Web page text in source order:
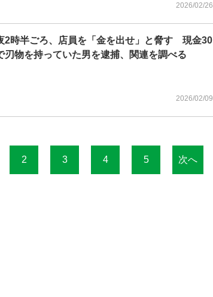
2026/02/26
2時半ごろ、店員を「金を出せ」と脅す 現金30
物を持っていた男を逮捕、関連を調べる
2026/02/09
2 3 4 5 次へ